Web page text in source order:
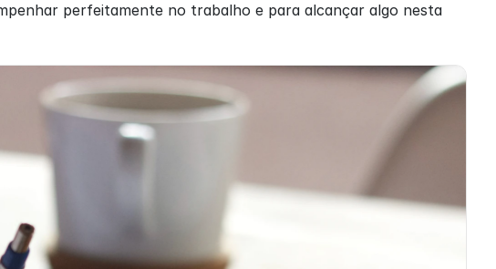
perfeitamente no trabalho e para alcançar algo nesta